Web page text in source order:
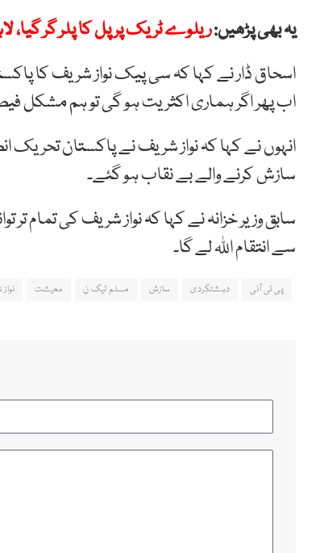
یہ بھی پڑھیں:ریلوے ٹریک پر پل کا پلر گر
اسحاق ڈار نے کہا کہ سی پیک نواز شریف کا
اب پھر اگر ہماری اکثریت ہو گی تو ہم مشکل
انہوں نے کہا کہ نواز شریف نے پاکستان
سازش کرنے والے بے نقاب ہو گئے۔
سابق وزیر خزانہ نے کہا کہ نواز شریف کی تمام
سے انتقام اللہ لے گا۔
پی ٹی آئی دہشتگردی سازش مسلم لیگ ن معیشت